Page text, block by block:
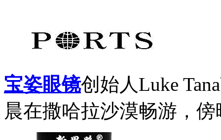
宝姿眼镜创始人Luke
晨在撒哈拉沙漠畅游，